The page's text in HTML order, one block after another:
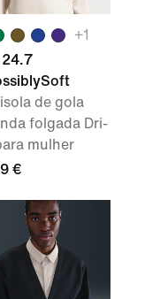
+1
24.7
de gola
folgada Dri-
mulher
€